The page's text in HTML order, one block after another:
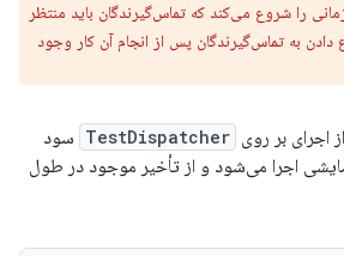
را شروع می‌کند که تماس‌گیرندگان باید منتظر
دادن به تماس‌گیرندگان پس از انجام آن کار وجود
اجرای بر روی TestDispatcher سود
اجرا می‌شود و از تأخیر موجود در طول